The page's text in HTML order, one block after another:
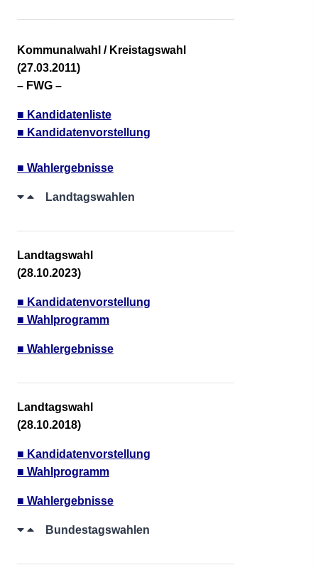
Kommunalwahl / Kreistagswahl
(27.03.2011)
– FWG –
■ Kandidatenliste
■ Kandidatenvorstellung
■ Wahlergebnisse
Landtagswahlen
Landtagswahl
(28.10.2023)
■ Kandidatenvorstellung
■ Wahlprogramm
■ Wahlergebnisse
Landtagswahl
(28.10.2018)
■ Kandidatenvorstellung
■ Wahlprogramm
■ Wahlergebnisse
Bundestagswahlen